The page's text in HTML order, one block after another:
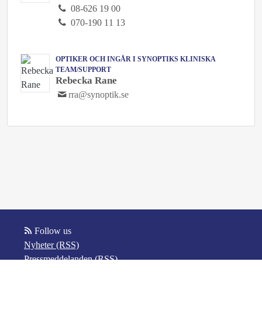
08-626 19 00
070-190 11 13
OPTIKER OCH INGÅR I SYNOPTIKS KLINISKA
TEAM/SUPPORT
Rebecka Rane
rra@synoptik.se
Follow us
Nyheter (RSS)
Pressmeddelanden (RSS)